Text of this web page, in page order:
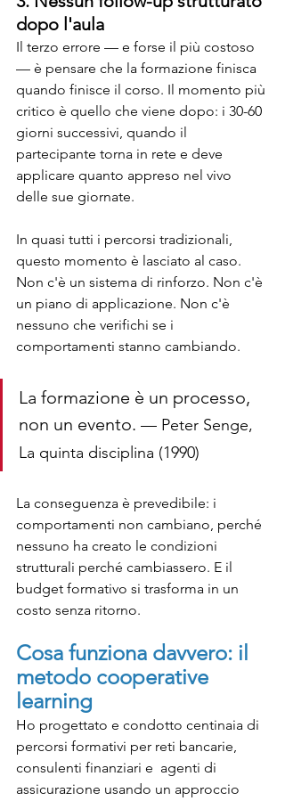
dopo l'aula
Il terzo errore — e forse il più costoso
— è pensare che la formazione finisca
quando finisce il corso. Il momento più
critico è quello che viene dopo: i 30-60
giorni successivi, quando il
partecipante torna in rete e deve
applicare quanto appreso nel vivo
delle sue giornate.
In quasi tutti i percorsi tradizionali,
questo momento è lasciato al caso.
Non c'è un sistema di rinforzo. Non c'è
un piano di applicazione. Non c'è
nessuno che verifichi se i
comportamenti stanno cambiando.
La formazione è un processo,
non un evento. — Peter Senge,
La quinta disciplina (1990)
La conseguenza è prevedibile: i
comportamenti non cambiano, perché
nessuno ha creato le condizioni
strutturali perché cambiassero. E il
budget formativo si trasforma in un
costo senza ritorno.
Cosa funziona davvero: il
metodo cooperative
learning
Ho progettato e condotto centinaia di
percorsi formativi per reti bancarie,
consulenti finanziari e  agenti di
assicurazione usando un approccio